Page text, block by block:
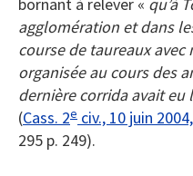
bornant à relever « qu’à
agglomération et dans
course de taureaux avec
organisée au cours des
dernière corrida avait eu
(Cass. 2e civ., 10 juin
295 p. 249).